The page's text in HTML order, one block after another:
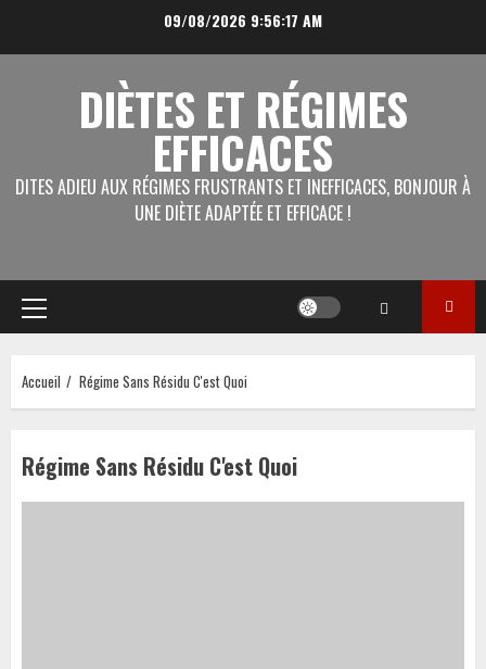
09/08/2026 9:56:17 AM
DIÈTES ET RÉGIMES
EFFICACES
DITES ADIEU AUX RÉGIMES FRUSTRANTS ET INEFFICACES, BONJOUR À
UNE DIÈTE ADAPTÉE ET EFFICACE !
Menu
principal
Accueil Régime Sans Résidu C'est Quoi
Régime Sans Résidu C'est Quoi